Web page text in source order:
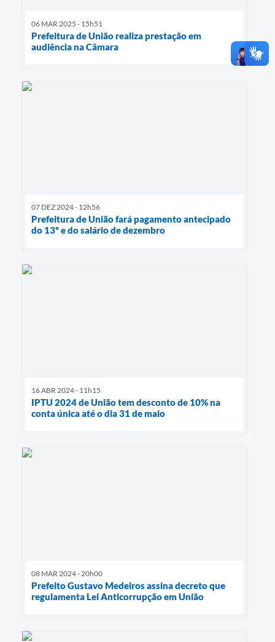
06 MAR 2025 - 15h51
Prefeitura de União realiza prestação em
audiência na Câmara
07 DEZ 2024 - 12h56
Prefeitura de União fará pagamento antecipado
do 13º e do salário de dezembro
16 ABR 2024 - 11h15
IPTU 2024 de União tem desconto de 10% na
conta única até o dia 31 de maio
08 MAR 2024 - 20h00
Prefeito Gustavo Medeiros assina decreto que
regulamenta Lei Anticorrupção em União